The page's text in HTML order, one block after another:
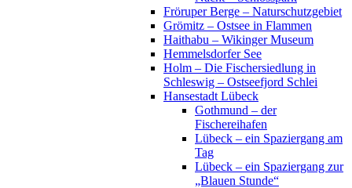
Fröruper Berge – Naturschutzgebiet
Grömitz – Ostsee in Flammen
Haithabu – Wikinger Museum
Hemmelsdorfer See
Holm – Die Fischersiedlung in
Schleswig – Ostseefjord Schlei
Hansestadt Lübeck
Gothmund – der
Fischereihafen
Lübeck – ein Spaziergang am
Tag
Lübeck – ein Spaziergang zur
„Blauen Stunde“